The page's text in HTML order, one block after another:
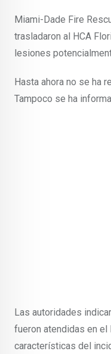
Miami-Dade Fire
trasladaron al HCA
lesiones
Hasta ahora no se ha
Tampoco se ha
Las autoridades
fueron atendidas en
características del